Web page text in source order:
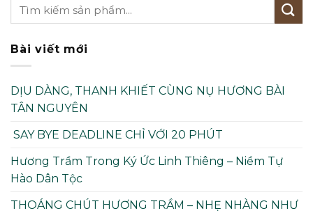
Bài viết mới
DỊU DÀNG, THANH KHIẾT CÙNG NỤ HƯƠNG BÀI
TÂN NGUYÊN
SAY BYE DEADLINE CHỈ VỚI 20 PHÚT
Hương Trầm Trong Ký Ức Linh Thiêng – Niềm Tự
Hào Dân Tộc
THOÁNG CHÚT HƯƠNG TRẦM – NHẸ NHÀNG NHƯ